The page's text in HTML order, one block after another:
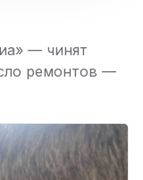
— чинят
ремонтов —